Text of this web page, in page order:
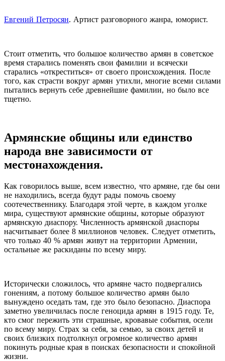
Евгений Петросян. Артист разговорного жанра, юморист.
Стоит отметить, что большое количество армян в советское
время старались поменять свои фамилии и всячески
старались «откреститься» от своего происхождения. После
того, как страсти вокруг армян утихли, многие всеми силами
пытались вернуть себе древнейшие фамилии, но было все
тщетно.
Армянские общины или единство
народа вне зависимости от
местонахождения.
Как говорилось выше, всем известно, что армяне, где бы они
не находились, всегда будут рады помочь своему
соотечественнику. Благодаря этой черте, в каждом уголке
мира, существуют армянские общины, которые образуют
армянскую диаспору. Численность армянской диаспоры
насчитывает более 8 миллионов человек. Следует отметить,
что только 40 % армян живут на территории Армении,
остальные же раскиданы по всему миру.
Исторически сложилось, что армяне часто подвергались
гонениям, а потому большое количество армян было
вынуждено оседать там, где это было безопасно. Диаспора
заметно увеличилась после геноцида армян в 1915 году. Те,
кто смог пережить эти страшные, кровавые события, осели
по всему миру. Страх за себя, за семью, за своих детей и
своих близких подтолкнул огромное количество армян
покинуть родные края в поисках безопасности и спокойной
жизни.